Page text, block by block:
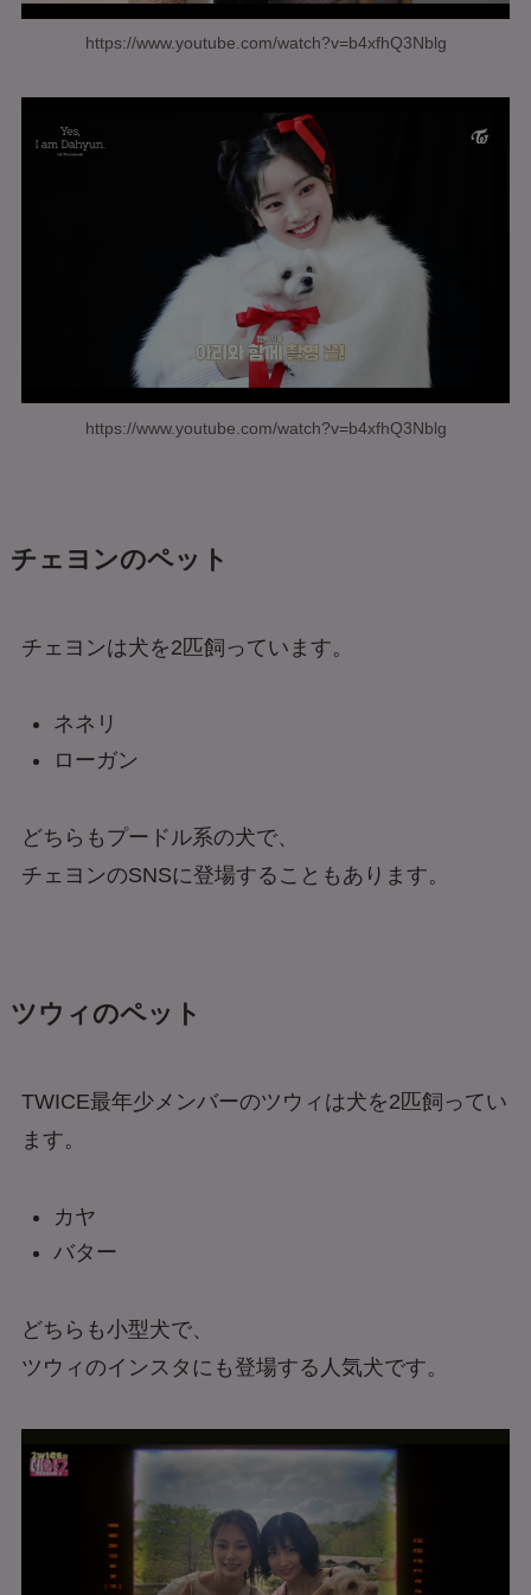
https://www.youtube.com/watch?v=b4xfhQ3Nblg
https://www.youtube.com/watch?v=b4xfhQ3Nblg
チェヨンのペット
チェヨンは犬を2匹飼っています。
ネネリ
ローガン
どちらもプードル系の犬で、
チェヨンのSNSに登場することもあります。
ツウィのペット
TWICE最年少メンバーのツウィは犬を2匹飼ってい
ます。
カヤ
バター
どちらも小型犬で、
ツウィのインスタにも登場する人気犬です。